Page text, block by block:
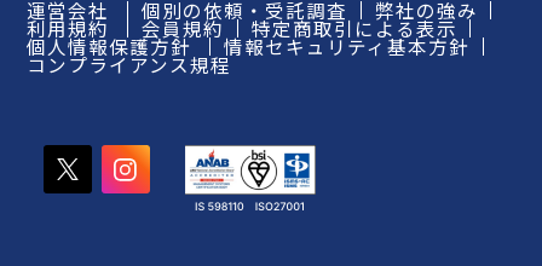
運営会社 個別の依頼・受託調査 弊社の強み
利用規約 会員規約 特定商取引による表示
個人情報保護方針 情報セキュリティ基本方針
コンプライアンス規程